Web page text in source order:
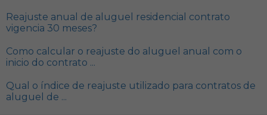
Reajuste anual de aluguel residencial contrato
vigencia 30 meses?
Como calcular o reajuste do aluguel anual com o
inicio do contrato ...
Qual o índice de reajuste utilizado para contratos de
aluguel de ...